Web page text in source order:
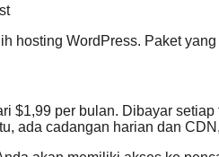
hosting WordPress. Paket
$1,99 per bulan. Dibayar
ada cadangan harian dan